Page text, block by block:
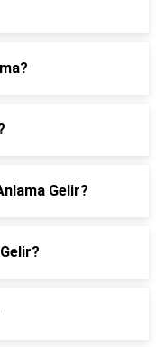
Gelir?